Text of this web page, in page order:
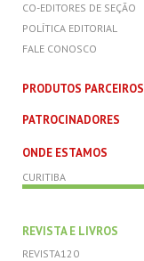
CO-EDITORES DE SEÇÃO
POLÍTICA EDITORIAL
FALE CONOSCO
PRODUTOS PARCEIROS
PATROCINADORES
ONDE ESTAMOS
CURITIBA
REVISTA E LIVROS
REVISTA120